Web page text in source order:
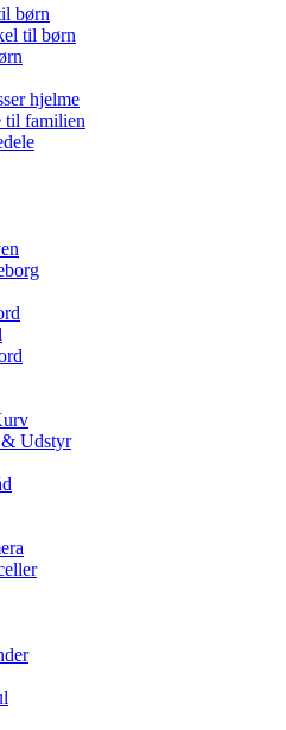
børn
til børn
hjelme
til familien
Udstyr